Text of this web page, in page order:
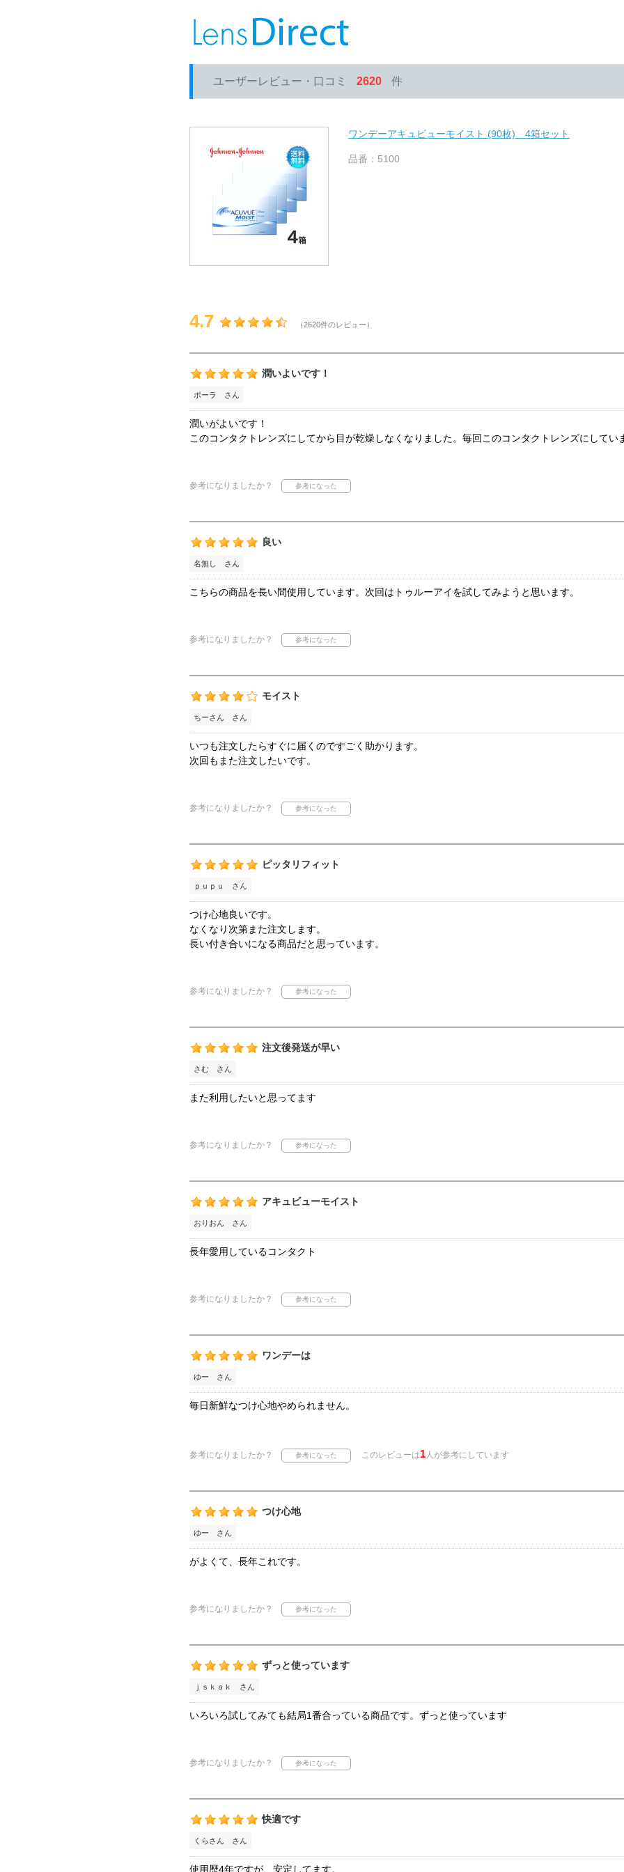
ユーザーレビュー・口コミ 2620 件
ワンデーアキュビューモイスト (90枚) 4箱セット
品番：5100
4.7 （2620件のレビュー）
潤いよいです！
ポーラ さん
潤いがよいです！
このコンタクトレンズにしてから目が乾燥しなくなりました。毎回このコンタクトレンズにしてい
参考になりましたか？
良い
名無し さん
こちらの商品を長い間使用しています。次回はトゥルーアイを試してみようと思います。
参考になりましたか？
モイスト
ちーさん さん
いつも注文したらすぐに届くのですごく助かります。
次回もまた注文したいです。
参考になりましたか？
ピッタリフィット
ｐｕｐｕ さん
つけ心地良いです。
なくなり次第また注文します。
長い付き合いになる商品だと思っています。
参考になりましたか？
注文後発送が早い
さむ さん
また利用したいと思ってます
参考になりましたか？
アキュビューモイスト
おりおん さん
長年愛用しているコンタクト
参考になりましたか？
ワンデーは
ゆー さん
毎日新鮮なつけ心地やめられません。
参考になりましたか？ このレビューは1人が参考にしています
つけ心地
ゆー さん
がよくて、長年これです。
参考になりましたか？
ずっと使っています
ｊｓｋａｋ さん
いろいろ試してみても結局1番合っている商品です。ずっと使っています
参考になりましたか？
快適です
くらさん さん
使用歴4年ですが、安定してます。